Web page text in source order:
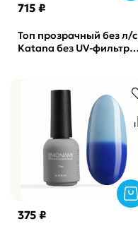
715 ₽
Топ прозрачный без л/с
Katana без UV-фильтра
375 ₽